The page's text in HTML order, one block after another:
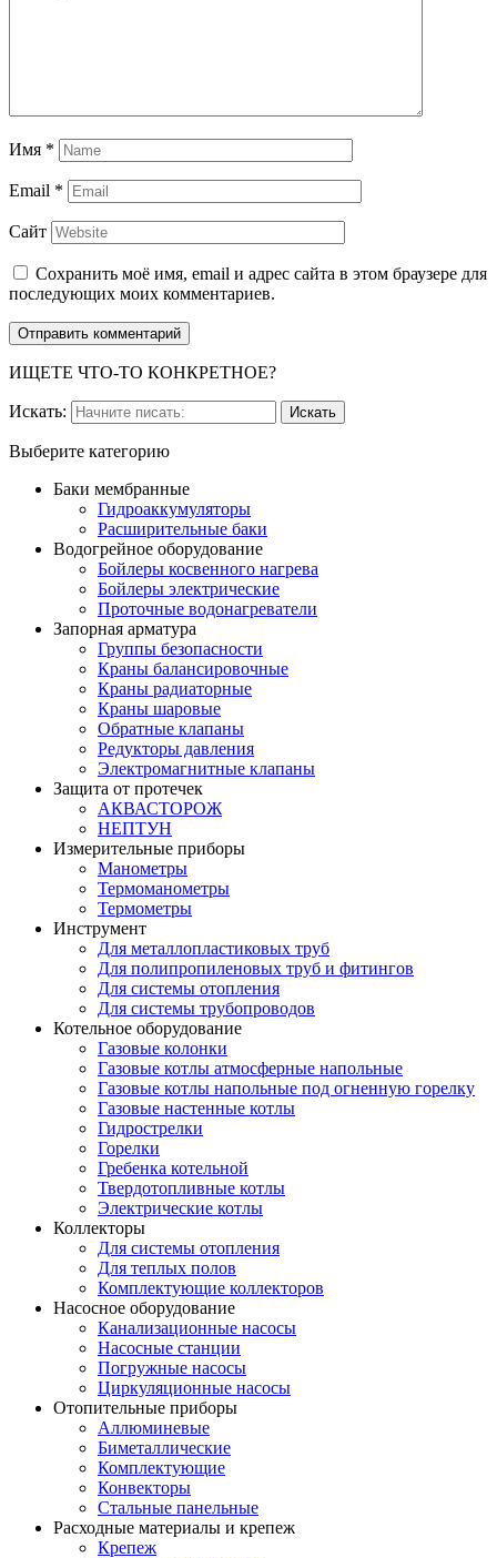
Имя *
Email *
Сайт
Сохранить моё имя, email и адрес сайта в этом браузере для
последующих моих комментариев.
ИЩЕТЕ ЧТО-ТО КОНКРЕТНОЕ?
Искать:
Выберите категорию
Баки мембранные
Гидроаккумуляторы
Расширительные баки
Водогрейное оборудование
Бойлеры косвенного нагрева
Бойлеры электрические
Проточные водонагреватели
Запорная арматура
Группы безопасности
Краны балансировочные
Краны радиаторные
Краны шаровые
Обратные клапаны
Редукторы давления
Электромагнитные клапаны
Защита от протечек
АКВАСТОРОЖ
НЕПТУН
Измерительные приборы
Манометры
Термоманометры
Термометры
Инструмент
Для металлопластиковых труб
Для полипропиленовых труб и фитингов
Для системы отопления
Для системы трубопроводов
Котельное оборудование
Газовые колонки
Газовые котлы атмосферные напольные
Газовые котлы напольные под огненную горелку
Газовые настенные котлы
Гидрострелки
Горелки
Гребенка котельной
Твердотопливные котлы
Электрические котлы
Коллекторы
Для системы отопления
Для теплых полов
Комплектующие коллекторов
Насосное оборудование
Канализационные насосы
Насосные станции
Погружные насосы
Циркуляционные насосы
Отопительные приборы
Аллюминевые
Биметаллические
Комплектующие
Конвекторы
Стальные панельные
Расходные материалы и крепеж
Крепеж